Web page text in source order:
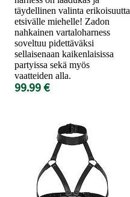
täydellinen valinta erikoisuutta
etsivälle miehelle! Zadon
nahkainen vartaloharness
soveltuu pidettäväksi
sellaisenaan kaikenlaisissa
partyissa sekä myös
vaatteiden alla.
99.99 €